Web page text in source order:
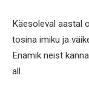
Käesoleval aastal
tosina imiku ja
Enamik neist
all.